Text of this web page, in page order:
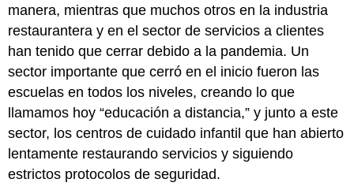
para
Niños
y
sus
Familias
Recursos
para
los
Maestros
y
Maestras
manera, mientras que muchos otros en la industria
restaurantera y en el sector de servicios a clientes
han tenido que cerrar debido a la pandemia. Un
sector importante que cerró en el inicio fueron las
escuelas en todos los niveles, creando lo que
llamamos hoy “educación a distancia,” y junto a este
sector, los centros de cuidado infantil que han abierto
lentamente restaurando servicios y siguiendo
estrictos protocolos de seguridad.